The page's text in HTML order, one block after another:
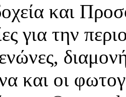
και
για την
και οι